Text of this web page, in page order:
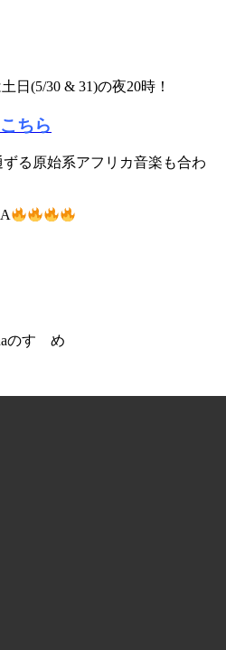
日(5/30 & 31)の夜20時！
ちら
る原始系アフリカ音楽も合わ
のすゝめ